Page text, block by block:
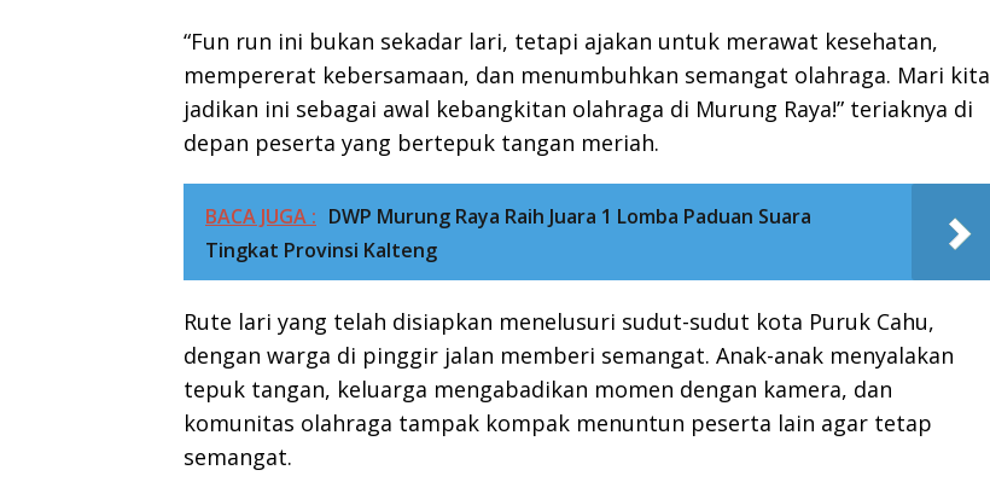
“Fun run ini bukan sekadar lari, tetapi ajakan untuk merawat kesehatan,
mempererat kebersamaan, dan menumbuhkan semangat olahraga. Mari kita
jadikan ini sebagai awal kebangkitan olahraga di Murung Raya!” teriaknya di
depan peserta yang bertepuk tangan meriah.
BACA JUGA : DWP Murung Raya Raih Juara 1 Lomba Paduan Suara
Tingkat Provinsi Kalteng
Rute lari yang telah disiapkan menelusuri sudut-sudut kota Puruk Cahu,
dengan warga di pinggir jalan memberi semangat. Anak-anak menyalakan
tepuk tangan, keluarga mengabadikan momen dengan kamera, dan
komunitas olahraga tampak kompak menuntun peserta lain agar tetap
semangat.